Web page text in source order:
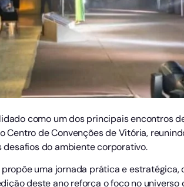
como um dos principais encontros
Centro de Convenções de Vitória,
do ambiente corporativo.
propõe uma jornada prática e
deste ano reforça o foco no universo